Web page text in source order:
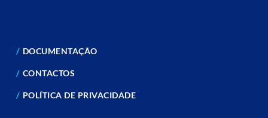
DOCUMENTAÇÃO
CONTACTOS
POLÍTICA DE PRIVACIDADE